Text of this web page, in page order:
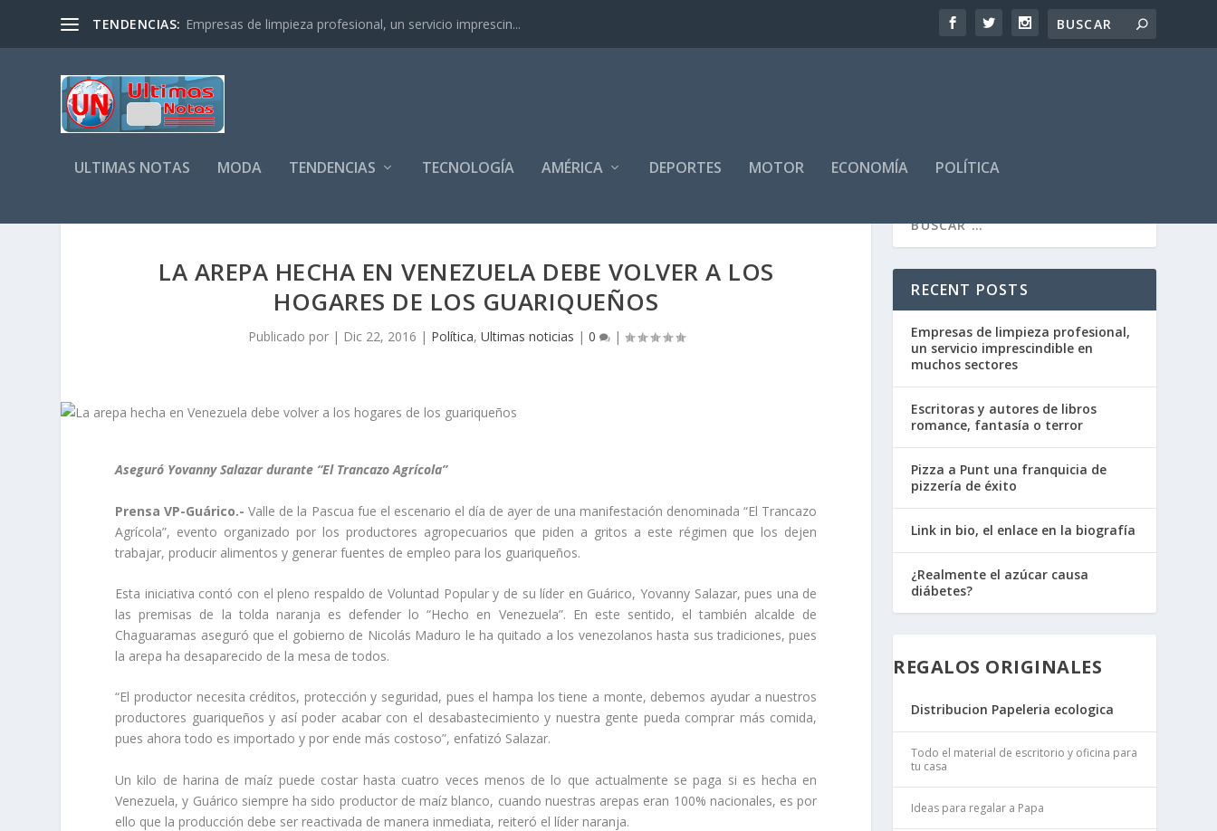
TENDENCIAS: Empresas de limpieza profesional, un servicio imprescin...
ULTIMAS NOTAS MODA TENDENCIAS TECNOLOGÍA AMÉRICA DEPORTES MOTOR ECONOMÍA POLÍTICA
LA AREPA HECHA EN VENEZUELA DEBE VOLVER A LOS
HOGARES DE LOS GUARIQUEÑOS
Publicado por | Dic 22, 2016 | Política, Ultimas noticias | 0 |
Aseguró Yovanny Salazar durante “El Trancazo Agrícola”
Prensa VP-Guárico.- Valle de la Pascua fue el escenario el día de ayer de una manifestación denominada “El Trancazo
Agrícola”, evento organizado por los productores agropecuarios que piden a gritos a este régimen que los dejen
trabajar, producir alimentos y generar fuentes de empleo para los guariqueños.
Esta iniciativa contó con el pleno respaldo de Voluntad Popular y de su líder en Guárico, Yovanny Salazar, pues una de
las premisas de la tolda naranja es defender lo “Hecho en Venezuela”. En este sentido, el también alcalde de
Chaguaramas aseguró que el gobierno de Nicolás Maduro le ha quitado a los venezolanos hasta sus tradiciones, pues
la arepa ha desaparecido de la mesa de todos.
“El productor necesita créditos, protección y seguridad, pues el hampa los tiene a monte, debemos ayudar a nuestros
productores guariqueños y así poder acabar con el desabastecimiento y nuestra gente pueda comprar más comida,
pues ahora todo es importado y por ende más costoso”, enfatizó Salazar.
Un kilo de harina de maíz puede costar hasta cuatro veces menos de lo que actualmente se paga si es hecha en
Venezuela, y Guárico siempre ha sido productor de maíz blanco, cuando nuestras arepas eran 100% nacionales, es por
ello que la producción debe ser reactivada de manera inmediata, reiteró el líder naranja.
RECENT POSTS
Empresas de limpieza profesional,
un servicio imprescindible en
muchos sectores
Escritoras y autores de libros
romance, fantasía o terror
Pizza a Punt una franquicia de
pizzería de éxito
Link in bio, el enlace en la biografía
¿Realmente el azúcar causa
diábetes?
REGALOS ORIGINALES
Distribucion Papeleria ecologica
Todo el material de escritorio y oficina para
tu casa
Ideas para regalar a Papa